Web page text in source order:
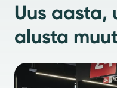
Uus aasta,
alusta